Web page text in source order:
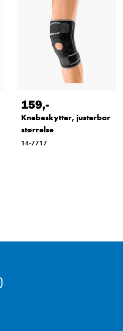
159,-
Knebeskytter, justerbar
størrelse
14-7717